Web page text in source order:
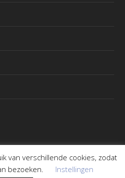
| Mogelijk gemaakt door
van verschillende cookies, zodat
bezoeken.
Instellingen